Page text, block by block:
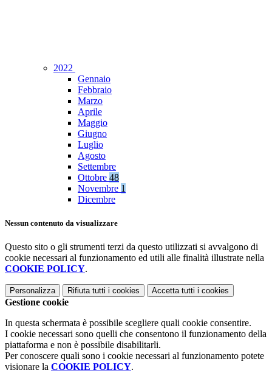
2022
Gennaio
Febbraio
Marzo
Aprile
Maggio
Giugno
Luglio
Agosto
Settembre
Ottobre 48
Novembre 1
Dicembre
Nessun contenuto da visualizzare
Questo sito o gli strumenti terzi da questo utilizzati si avvalgono di
cookie necessari al funzionamento ed utili alle finalità illustrate nella
COOKIE POLICY.
Personalizza Rifiuta tutti i cookies Accetta tutti i cookies
Gestione cookie
In questa schermata è possibile scegliere quali cookie consentire.
I cookie necessari sono quelli che consentono il funzionamento della
piattaforma e non è possibile disabilitarli.
Per conoscere quali sono i cookie necessari al funzionamento potete
visionare la COOKIE POLICY.